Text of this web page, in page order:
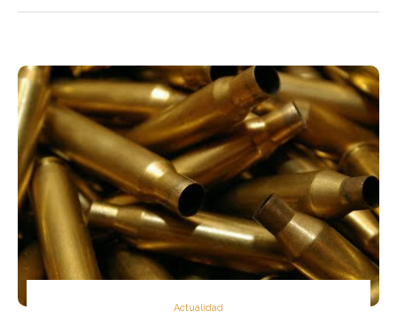
Actualidad